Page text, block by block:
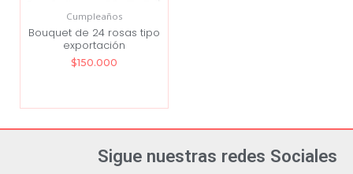
Cumpleaños
Bouquet de 24 rosas tipo
exportación
$150.000
Sigue nuestras redes Sociales